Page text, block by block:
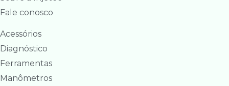
Fale conosco
Acessórios
Diagnóstico
Ferramentas
Manômetros